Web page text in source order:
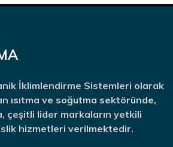
İklimlendirme Sistemleri olarak
ısıtma ve soğutma sektöründe,
çeşitli lider markaların yetkili
hizmetleri verilmektedir.